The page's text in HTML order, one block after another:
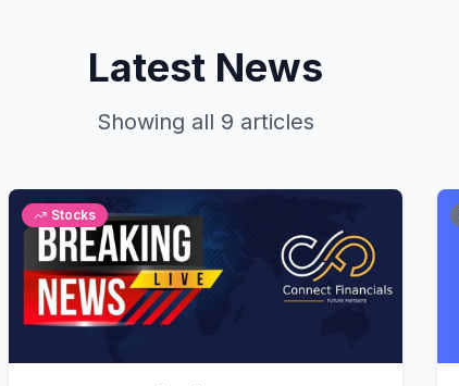
Latest News
Showing all 9 articles
Stocks